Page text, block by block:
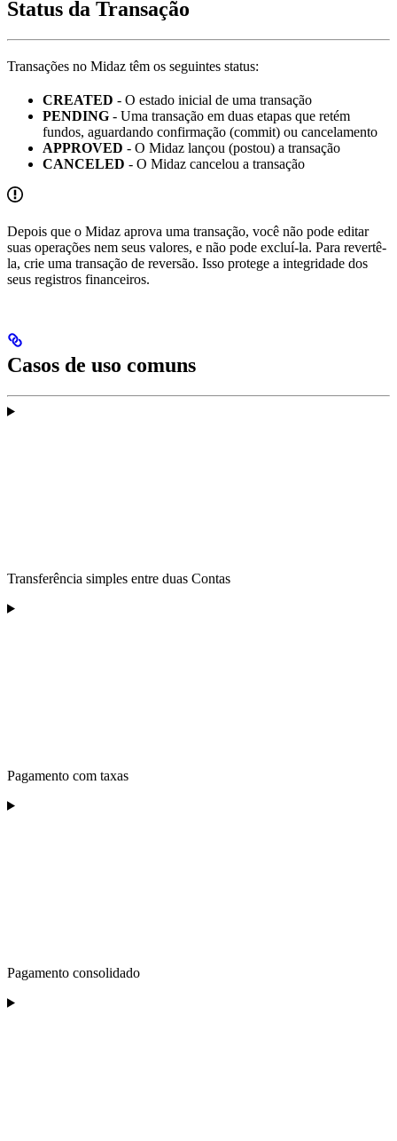
Status da Transação
Transações no Midaz têm os seguintes status:
CREATED - O estado inicial de uma transação
PENDING - Uma transação em duas etapas que retém
fundos, aguardando confirmação (commit) ou cancelamento
APPROVED - O Midaz lançou (postou) a transação
CANCELED - O Midaz cancelou a transação
Depois que o Midaz aprova uma transação, você não pode editar
suas operações nem seus valores, e não pode excluí-la. Para revertê-
la, crie uma transação de reversão. Isso protege a integridade dos
seus registros financeiros.
Casos de uso comuns
Transferência simples entre duas Contas
Pagamento com taxas
Pagamento consolidado